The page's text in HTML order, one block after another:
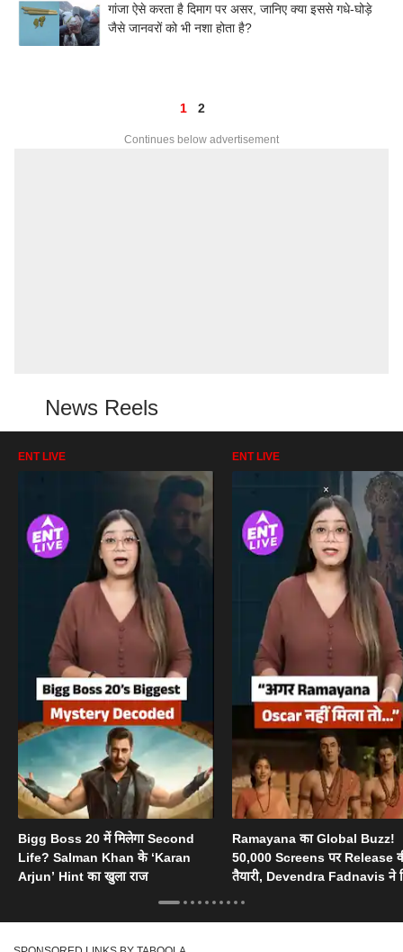
गांजा ऐसे करता है दिमाग पर असर, जानिए क्या इससे गधे-घोड़े
जैसे जानवरों को भी नशा होता है?
1 2
Continues below advertisement
News Reels
ENT LIVE
Bigg Boss 20 में मिलेगा Second
Life? Salman Khan के ‘Karan
Arjun’ Hint का खुला राज
ENT LIVE
Ramayana का Global Buzz!
50,000 Screens पर Release
तैयारी, Devendra Fadnavis ने